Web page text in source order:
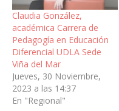
Claudia González,
académica Carrera de
Pedagogía en Educación
Diferencial UDLA Sede
Viña del Mar
Jueves, 30 Noviembre,
2023 a las 14:37
En "Regional"